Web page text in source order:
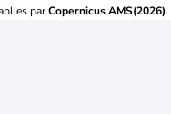
parCopernicus AMS(2026)